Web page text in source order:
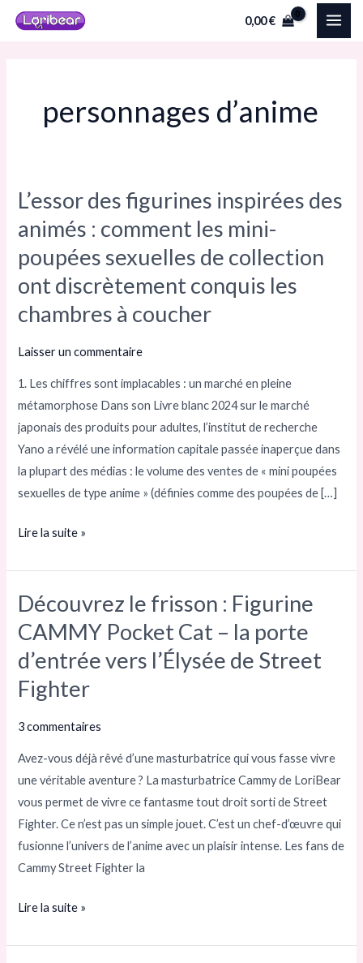
Aller
0,00€
personnages d’anime
L’essor des figurines inspirées des
animés : comment les mini-
poupées sexuelles de collection
ont discrètement conquis les
chambres à coucher
Laisser un commentaire
1. Les chiffres sont implacables : un marché en pleine
métamorphose Dans son Livre blanc 2024 sur le marché
japonais des produits pour adultes, l’institut de recherche
Yano a révélé une information capitale passée inaperçue dans
la plupart des médias : le volume des ventes de « mini ​​poupées
sexuelles de type anime » (définies comme des poupées de […]
L’essor
des figurines
inspirées
des
animés :
comment
mini-
collection
discrètement
à
Lire la suite »
Découvrez le frisson : Figurine
CAMMY Pocket Cat – la porte
d’entrée vers l’Élysée de Street
Fighter
3 commentaires
Avez-vous déjà rêvé d’une masturbatrice qui vous fasse vivre
une véritable aventure ? La masturbatrice Cammy de LoriBear
vous permet de vivre ce fantasme tout droit sorti de Street
Fighter. Ce n’est pas un simple jouet. C’est un chef-d’œuvre qui
fusionne l’univers de l’anime avec un plaisir intense. Les fans de
Cammy Street Fighter la
Découvrez
le
frisson
:
Figurine
Pocket
Cat
porte
d’entrée
vers
de
Fighter
Lire la suite »
Pagination
d’article